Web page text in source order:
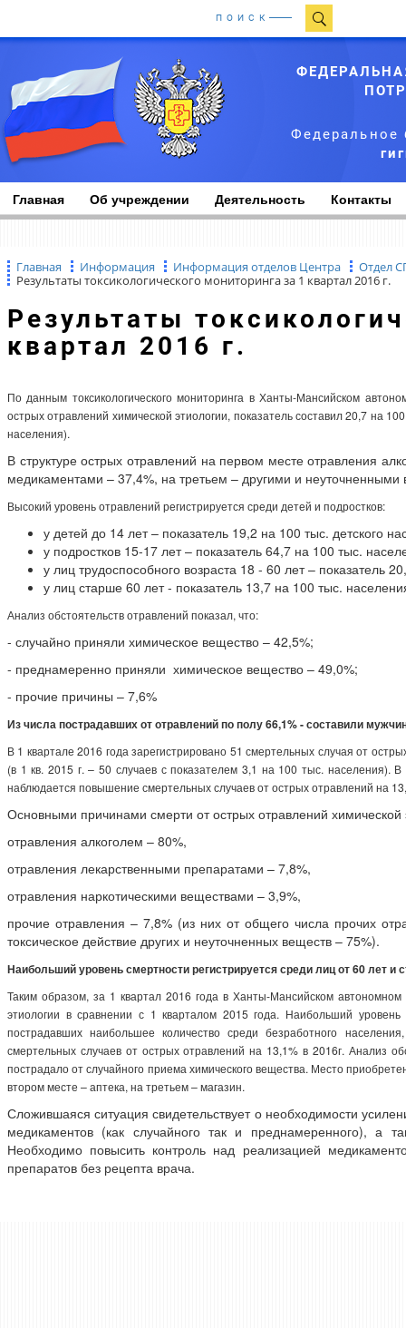
ПОИСК
Федеральное
Главная Об учреждении Деятельность Контакты
Главная Информация Информация отделов Центра
Отдел
Результаты токсикологического мониторинга за 1 квартал 2016 г.
Результаты токсикологического мониторинга за 1
квартал 2016 г.
По данным токсикологического мониторинга в Ханты-Мансийском
острых отравлений химической этиологии, показатель составил 20,7 на
населения).
В структуре острых отравлений на первом месте отравления
медикаментами – 37,4%, на третьем – другими и
Высокий уровень отравлений регистрируется среди детей и подростков:
у детей до 14 лет – показатель 19,2 на 100 тыс. детского
у подростков 15-17 лет – показатель 64,7 на 100 тыс.
у лиц трудоспособного возраста 18 - 60 лет – показатель
у лиц старше 60 лет - показатель 13,7 на 100 тыс.
Анализ обстоятельств отравлений показал, что:
- случайно приняли химическое вещество – 42,5%;
- преднамеренно приняли химическое вещество – 49,0%;
- прочие причины – 7,6%
Из числа пострадавших от отравлений по полу 66,1% - составили
В 1 квартале 2016 года зарегистрировано 51 смертельных случая от
(в 1 кв. 2015 г. – 50 случаев с показателем 3,1 на 100 тыс. населения).
наблюдается повышение смертельных случаев от острых отравлений на
Основными причинами смерти от острых отравлений химической
отравления алкоголем – 80%,
отравления лекарственными препаратами – 7,8%,
отравления наркотическими веществами – 3,9%,
прочие отравления – 7,8% (из них от общего числа прочих
токсическое действие других и неуточненных веществ – 75%).
Наибольший уровень смертности регистрируется среди лиц от 60 лет
Таким образом, за 1 квартал 2016 года в Ханты-Мансийском
этиологии в сравнении с 1 кварталом 2015 года. Наибольший
пострадавших наибольшее количество среди безработного
смертельных случаев от острых отравлений на 13,1% в 2016г. Анализ
пострадало от случайного приема химического вещества. Место
втором месте – аптека, на третьем – магазин.
Сложившаяся ситуация свидетельствует о необходимости
медикаментов (как случайного так и преднамеренного), а
Необходимо повысить контроль над реализацией
препаратов без рецепта врача.